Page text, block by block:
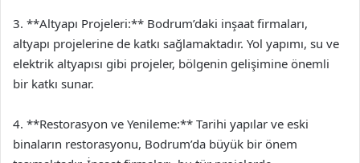
3. **Altyapı Projeleri:** Bodrum’daki inşaat firmaları,
altyapı projelerine de katkı sağlamaktadır. Yol yapımı, su ve
elektrik altyapısı gibi projeler, bölgenin gelişimine önemli
bir katkı sunar.
4. **Restorasyon ve Yenileme:** Tarihi yapılar ve eski
binaların restorasyonu, Bodrum’da büyük bir önem